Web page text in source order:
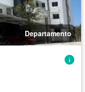
Departamento